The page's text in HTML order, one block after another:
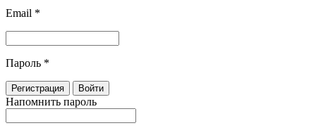
Email *
Пароль *
Напомнить пароль